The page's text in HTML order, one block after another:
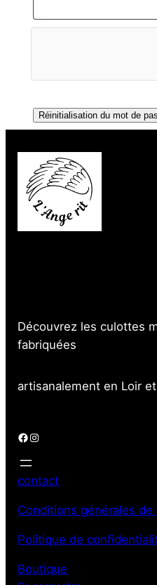
Réinitialisation du mot de
Découvrez les culottes
fabriquées
artisanalement en Loir
Facebook Instagram
contact
Conditions générales de
Politique de
Boutique